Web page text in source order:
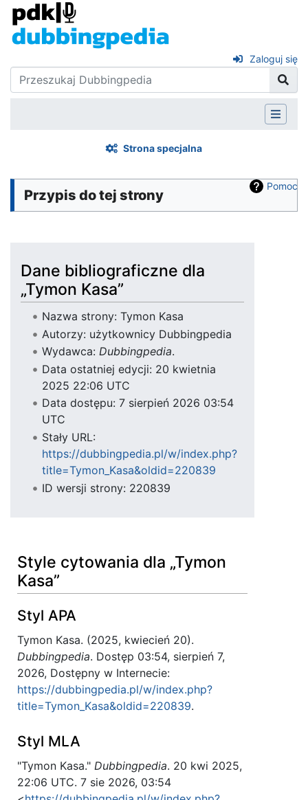
Zaloguj się
Strona specjalna
Pomoc
Przypis do tej strony
Dane bibliograficzne dla
„Tymon Kasa”
Nazwa strony: Tymon Kasa
Autorzy: użytkownicy Dubbingpedia
Wydawca: Dubbingpedia.
Data ostatniej edycji: 20 kwietnia
2025 22:06 UTC
Data dostępu: 7 sierpień 2026 03:54
UTC
Stały URL:
https://dubbingpedia.pl/w/index.php?
title=Tymon_Kasa&oldid=220839
ID wersji strony: 220839
Style cytowania dla „Tymon
Kasa”
Styl APA
Tymon Kasa. (2025, kwiecień 20).
Dubbingpedia. Dostęp 03:54, sierpień 7,
2026, Dostępny w Internecie:
https://dubbingpedia.pl/w/index.php?
title=Tymon_Kasa&oldid=220839.
Styl MLA
"Tymon Kasa." Dubbingpedia. 20 kwi 2025,
22:06 UTC. 7 sie 2026, 03:54